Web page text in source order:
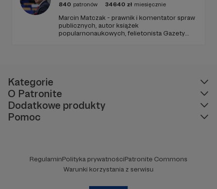
840 patronów 34640 zł miesięcznie
Marcin Matczak - prawnik i komentator spraw
publicznych, autor książek
popularnonaukowych, felietonista Gazety
Kategorie
O Patronite
Dodatkowe produkty
Pomoc
RegulaminPolityka prywatnościPatronite Commons
Warunki korzystania z serwisu